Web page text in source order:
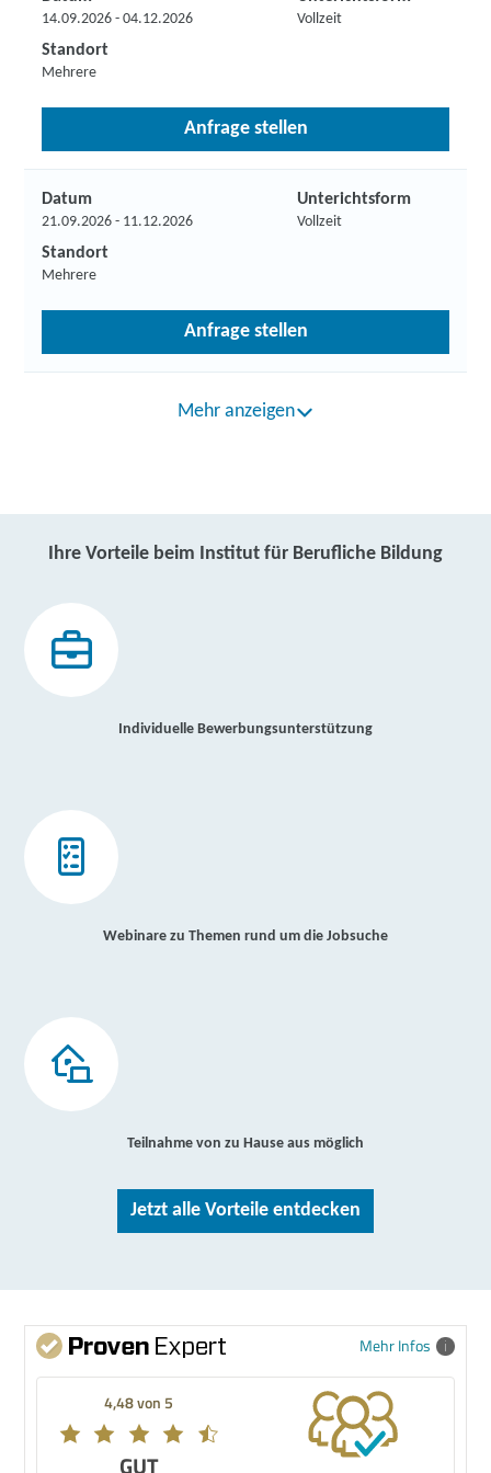
14.09.2026 - 04.12.2026 Vollzeit
Standort
Mehrere
Anfrage stellen
Datum
21.09.2026 - 11.12.2026
Unterichtsform
Vollzeit
Standort
Mehrere
Anfrage stellen
Mehr anzeigen
Ihre Vorteile beim Institut für Berufliche Bildung
Individuelle Bewerbungsunterstützung
Webinare zu Themen rund um die Jobsuche
Teilnahme von zu Hause aus möglich
Jetzt alle Vorteile entdecken
Mehr Infos
4,48 von 5
GUT